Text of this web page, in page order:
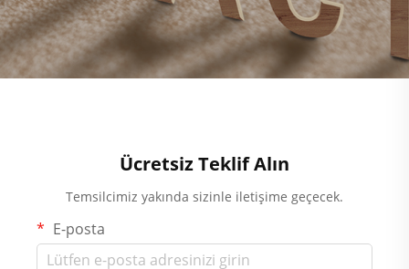
Ücretsiz Teklif Alın
Temsilcimiz yakında sizinle iletişime geçecek.
E-posta